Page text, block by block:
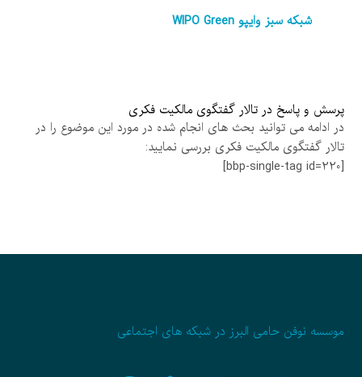
شبکه سبز وایپو WIPO Green
پرسش و پاسخ در تالار گفتگوی مالکیت فکری
در ادامه می توانید بحث های انجام شده در مورد این موضوع را در
تالار گفتگوی مالکیت فکری بررسی نمایید:
[bbp-single-tag id=220]
موسسه نوفن حامی البرز در شبکه های اجتماعی